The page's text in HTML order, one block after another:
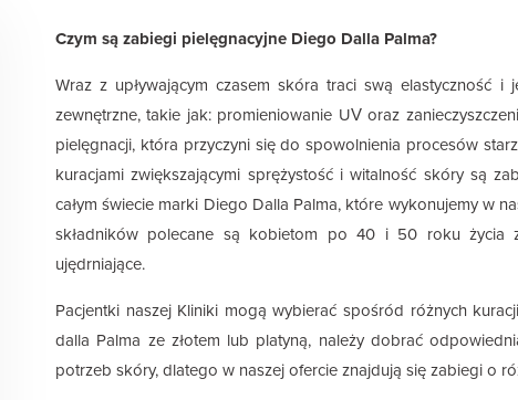
Czym są zabiegi pielęgnacyjne Diego Dalla Palma?
Wraz z upływającym czasem skóra traci swą elastyczność
zewnętrzne, takie jak: promieniowanie UV oraz
pielęgnacji, która przyczyni się do spowolnienia procesów
kuracjami zwiększającymi sprężystość i witalność skóry są
całym świecie marki Diego Dalla Palma, które wykonujemy w
składników polecane są kobietom po 40 i 50 roku życia
ujędrniające.
Pacjentki naszej Kliniki mogą wybierać spośród różnych
dalla Palma ze złotem lub platyną, należy dobrać
potrzeb skóry, dlatego w naszej ofercie znajdują się zabiegi o